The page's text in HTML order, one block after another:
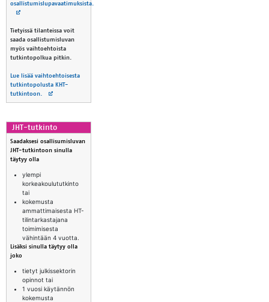
osallistumislupavaatimuksista.
Avautuu uuteen välilehteen
Tietyissä tilanteissa voit
saada osallistumisluvan
myös vaihtoehtoista
tutkintopolkua pitkin.
Lue lisää vaihtoehtoisesta
tutkintopolusta KHT-
tutkintoon. Avautuu uuteen välilehteen
JHT-tut­kin­to
Saadaksesi osallisumisluvan
JHT-tutkintoon sinulla
täytyy olla
ylempi
korkeakoulututkinto
tai
kokemusta
ammattimaisesta HT-
tilintarkastajana
toimimisesta
vähintään 4 vuotta.
Lisäksi sinulla täytyy olla
joko
tietyt julkissektorin
opinnot tai
1 vuosi käytännön
kokemusta